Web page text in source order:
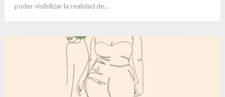
poder visibilizar la realidad de...